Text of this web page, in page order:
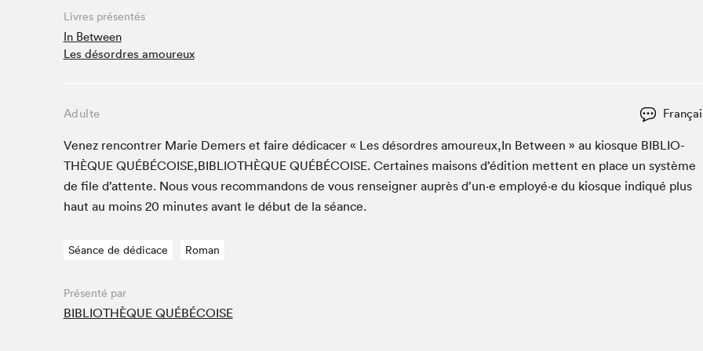
Café La Presse
Espace Côte-des-Neiges
Espace jeunesse présenté par Desjardins
Le grand jeu de lecture à voix haute du Salon du livre
Lettres québécoises au Salon
Liseur Public
Louisiane enracinée et branchée
Matinées scolaires Hydro-Québec
Mur des illustrateur·rice·s
Narra
Zone Manga
Livres présentés
In Between
Les désordres amoureux
Adulte
Venez ren­con­tr­er Marie Demers et faire dédi­cac­er « Les désor­dres amoureux,In Between » au kiosque BIB­LIO­
THÈQUE QUÉBÉCOISE,BIBLIOTHÈQUE QUÉBÉ­COISE. Cer­taines maisons d’édi­tion met­tent en place un sys­tème
de file d’at­tente. Nous vous recom­man­dons de vous ren­seign­er auprès d’un·e employé·e du kiosque indiqué plus
haut au moins 20 min­utes avant le début de la séance.
Séance de dédicace Roman
Présenté par
BIBLIOTHÈQUE QUÉBÉCOISE